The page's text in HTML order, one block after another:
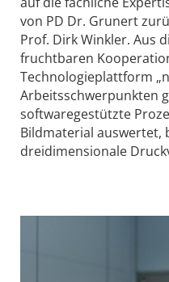
von PD Dr. Grunert
Prof. Dirk Winkler. Aus
fruchtbaren
Technologieplattform
Arbeitsschwerpunkten
softwaregestützte
Bildmaterial auswertet,
dreidimensionale